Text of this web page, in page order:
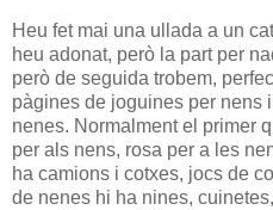
Heu fet mai una ullada a un
heu adonat, però la part per
però de seguida trobem,
pàgines de joguines per nens
nenes. Normalment el primer
per als nens, rosa per a les
ha camions i cotxes, jocs de
de nenes hi ha nines,